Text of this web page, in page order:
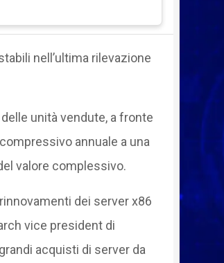
nell’ultima rilevazione
unità vendute, a fronte
annuale a una
valore complessivo.
dei server x86
vice president di
acquisti di server da